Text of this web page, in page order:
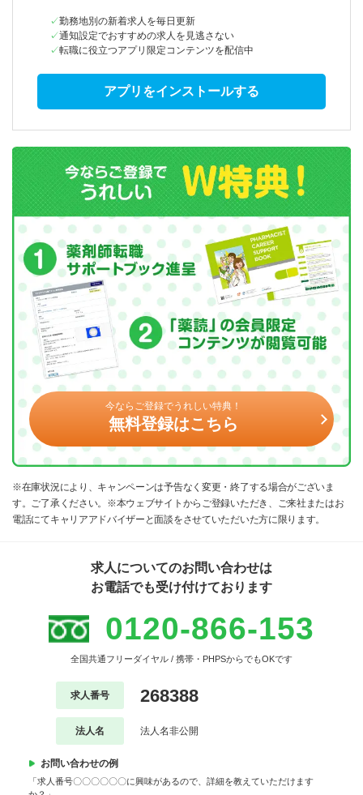
勤務地別の新着求人を毎日更新
通知設定でおすすめの求人を見逃さない
転職に役立つアプリ限定コンテンツを配信中
アプリをインストールする
今ならご登録でうれしい特典！
無料登録はこちら
※在庫状況により、キャンペーンは予告なく変更・終了する場合がございま
す。ご了承ください。※本ウェブサイトからご登録いただき、ご来社またはお
電話にてキャリアアドバイザーと面談をさせていただいた方に限ります。
求人についてのお問い合わせは
お電話でも受け付けております
0120-866-153
全国共通フリーダイヤル / 携帯・PHPSからでもOKです
求人番号 268388
法人名 法人名非公開
お問い合わせの例
「求人番号〇〇〇〇〇〇に興味があるので、詳細を教えていただけます